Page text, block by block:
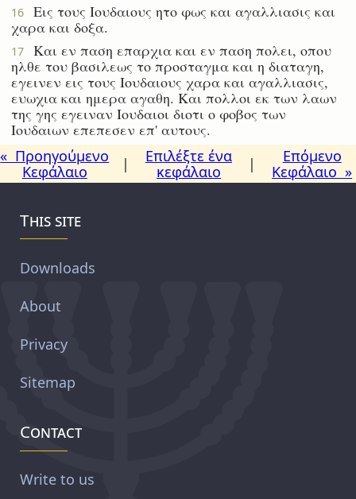
16
Εις τους Ιουδαιους ητο φως και αγαλλιασις και
χαρα και δοξα.
17
Και εν παση επαρχια και εν παση πολει, οπου
ηλθε του βασιλεως το προσταγμα και η διαταγη,
εγεινεν εις τους Ιουδαιους χαρα και αγαλλιασις,
ευωχια και ημερα αγαθη. Και πολλοι εκ των λαων
της γης εγειναν Ιουδαιοι διοτι ο φοβος των
Ιουδαιων επεπεσεν επ' αυτους.
« Προηγούμενο
Κεφάλαιο
|
Επιλέξτε ένα
κεφάλαιο
|
Επόμενο
Κεφάλαιο »
This site
Downloads
About
Privacy
Sitemap
Contact
Write to us